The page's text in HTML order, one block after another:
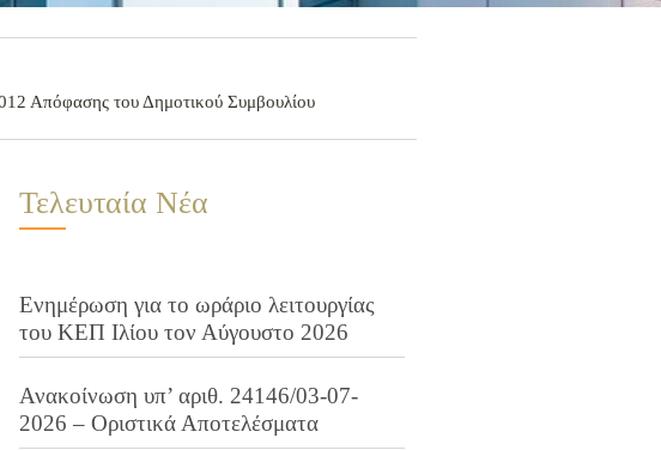
Απόφασης του Δημοτικού Συμβουλίου
Τελευταία Νέα
Ενημέρωση για το ωράριο λειτουργίας
του ΚΕΠ Ιλίου τον Αύγουστο 2026
Ανακοίνωση υπ’ αριθ. 24146/03-07-
2026 – Οριστικά Αποτελέσματα